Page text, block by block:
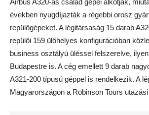
Airbus A320-as család gépei alkotják,
években nyugdíjazták a régebbi orosz
repülőgépeket. A légitársaság 15 darab
repülői 159 ülőhelyes konfigurációban
business osztályú üléssel felszerelve,
Budapestre is. A cég emellett 9 darab
A321-200 típusú géppel is rendelkezik. A
Magyarországon a Robinson Tours